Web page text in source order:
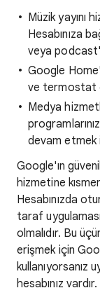
Müzik yayını
Hesabınıza
veya
Google
ve termostat
Medya
devam etmek
Google'ın
hizmetine
Hesabınızda
taraf
olmalıdır. Bu
erişmek için
kullanıyorsanız
hesabınız vardır.